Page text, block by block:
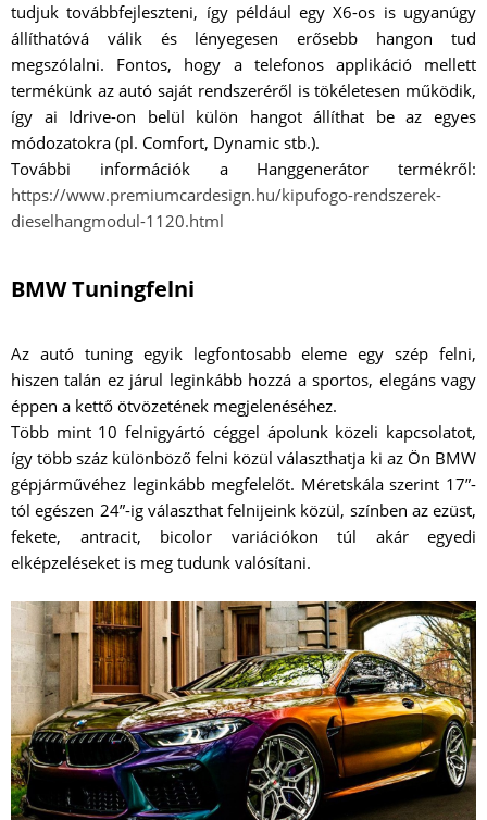
tudjuk továbbfejleszteni, így például egy X6-os is ugyanúgy
állíthatóvá válik és lényegesen erősebb hangon tud
megszólalni. Fontos, hogy a telefonos applikáció mellett
termékünk az autó saját rendszeréről is tökéletesen működik,
így ai Idrive-on belül külön hangot állíthat be az egyes
módozatokra (pl. Comfort, Dynamic stb.).
További információk a Hanggenerátor termékről:
https://www.premiumcardesign.hu/kipufogo-rendszerek-
dieselhangmodul-1120.html
BMW Tuningfelni
Az autó tuning egyik legfontosabb eleme egy szép felni,
hiszen talán ez járul leginkább hozzá a sportos, elegáns vagy
éppen a kettő ötvözetének megjelenéséhez.
Több mint 10 felnigyártó céggel ápolunk közeli kapcsolatot,
így több száz különböző felni közül választhatja ki az Ön BMW
gépjárművéhez leginkább megfelelőt. Méretskála szerint 17”-
tól egészen 24”-ig választhat felnijeink közül, színben az ezüst,
fekete, antracit, bicolor variációkon túl akár egyedi
elképzeléseket is meg tudunk valósítani.